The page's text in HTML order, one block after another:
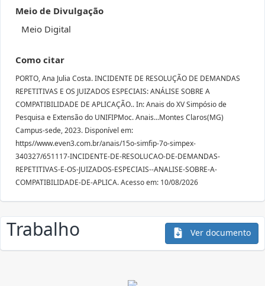
Meio de Divulgação
Meio Digital
Como citar
PORTO, Ana Julia Costa. INCIDENTE DE RESOLUÇÃO DE DEMANDAS
REPETITIVAS E OS JUIZADOS ESPECIAIS: ANÁLISE SOBRE A
COMPATIBILIDADE DE APLICAÇÃO.. In: Anais do XV Simpósio de
Pesquisa e Extensão do UNIFIPMoc. Anais...Montes Claros(MG)
Campus-sede, 2023. Disponível em:
https//www.even3.com.br/anais/15o-simfip-7o-simpex-
340327/651117-INCIDENTE-DE-RESOLUCAO-DE-DEMANDAS-
REPETITIVAS-E-OS-JUIZADOS-ESPECIAIS--ANALISE-SOBRE-A-
COMPATIBILIDADE-DE-APLICA. Acesso em: 10/08/2026
Trabalho Ver documento